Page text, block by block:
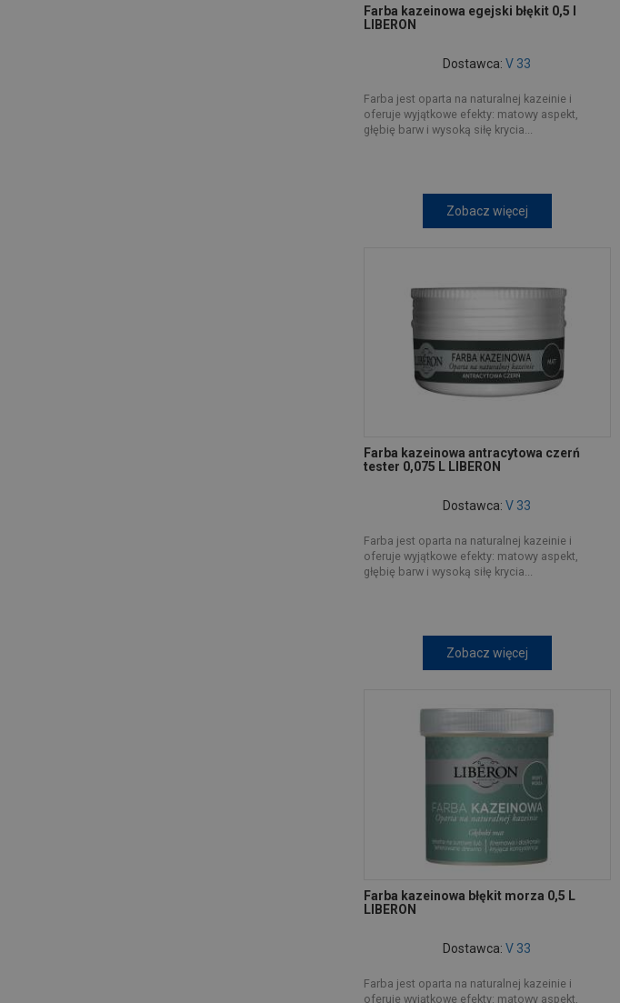
Farba kazeinowa egejski błękit 0,5 l
LIBERON
Dostawca:V 33
Farba jest oparta na naturalnej kazeinie i
oferuje wyjątkowe efekty: matowy aspekt,
głębię barw i wysoką siłę krycia...
Zobacz więcej
Farba kazeinowa antracytowa czerń
tester 0,075 L LIBERON
Dostawca:V 33
Farba jest oparta na naturalnej kazeinie i
oferuje wyjątkowe efekty: matowy aspekt,
głębię barw i wysoką siłę krycia...
Zobacz więcej
Farba kazeinowa błękit morza 0,5 L
LIBERON
Dostawca:V 33
Farba jest oparta na naturalnej kazeinie i
oferuje wyjątkowe efekty: matowy aspekt,